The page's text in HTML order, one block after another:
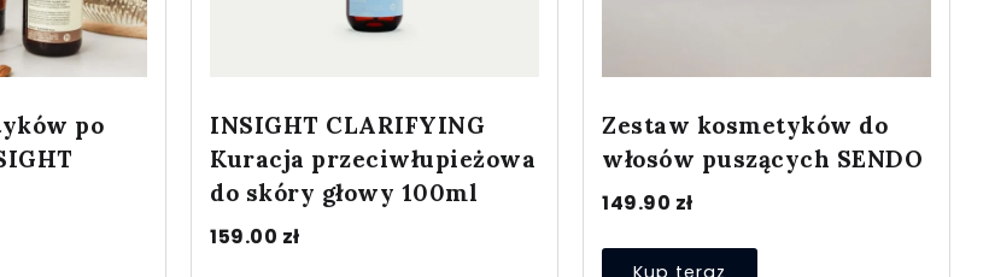
po
INSIGHT CLARIFYING
Kuracja przeciwłupieżowa
do skóry głowy 100ml
159.00 zł
Zestaw kosmetyków do
włosów puszących SENDO
149.90 zł
Kup teraz